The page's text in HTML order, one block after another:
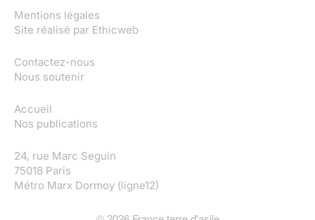
Mentions légales
Site réalisé par Ethicweb
Contactez-nous
Nous soutenir
Accueil
Nos publications
24, rue Marc Seguin
75018 Paris
Métro Marx Dormoy (ligne12)